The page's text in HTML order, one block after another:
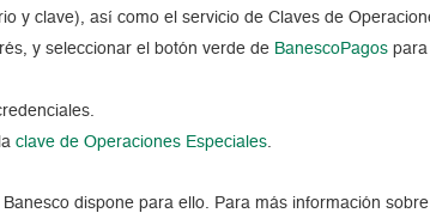
y clave), así como el servicio de Claves de
y seleccionar el botón verde de BanescoPagos
clave de Operaciones Especiales
dispone para ello.
Para más información